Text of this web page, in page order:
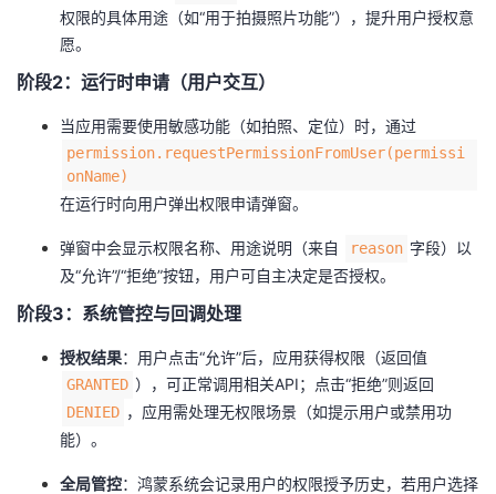
权限的具体用途（如“用于拍摄照片功能”），提升用户授权意
愿。
​阶段2：运行时申请（用户交互）​
当应用需要使用敏感功能（如拍照、定位）时，通过
permission.requestPermissionFromUser(permissi
onName)
在运行时向用户弹出权限申请弹窗。
弹窗中会显示权限名称、用途说明（来自 reason 字段）以
及“允许”/“拒绝”按钮，用户可自主决定是否授权。
​阶段3：系统管控与回调处理​
​授权结果​​：用户点击“允许”后，应用获得权限（返回值
GRANTED ），可正常调用相关API；点击“拒绝”则返回
DENIED ，应用需处理无权限场景（如提示用户或禁用功
能）。
​全局管控​​：鸿蒙系统会记录用户的权限授予历史，若用户选择